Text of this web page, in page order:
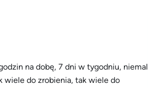
na dobę, 7 dni w tygodniu, niemal
wiele do zrobienia, tak wiele do